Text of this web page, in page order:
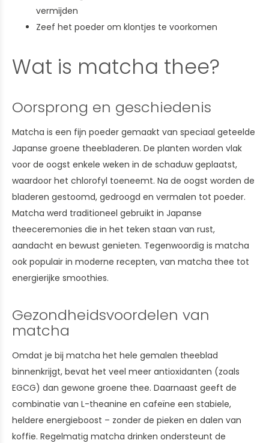
vermijden
Zeef het poeder om klontjes te voorkomen
Wat is matcha thee?
Oorsprong en geschiedenis
Matcha is een fijn poeder gemaakt van speciaal geteelde
Japanse groene theebladeren. De planten worden vlak
voor de oogst enkele weken in de schaduw geplaatst,
waardoor het chlorofyl toeneemt. Na de oogst worden de
bladeren gestoomd, gedroogd en vermalen tot poeder.
Matcha werd traditioneel gebruikt in Japanse
theeceremonies die in het teken staan van rust,
aandacht en bewust genieten. Tegenwoordig is matcha
ook populair in moderne recepten, van matcha thee tot
energierijke smoothies.
Gezondheidsvoordelen van
matcha
Omdat je bij matcha het hele gemalen theeblad
binnenkrijgt, bevat het veel meer antioxidanten (zoals
EGCG) dan gewone groene thee. Daarnaast geeft de
combinatie van L-theanine en cafeïne een stabiele,
heldere energieboost – zonder de pieken en dalen van
koffie. Regelmatig matcha drinken ondersteunt de